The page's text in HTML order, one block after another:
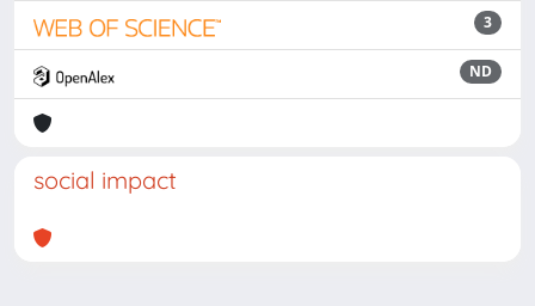
3
ND
social impact